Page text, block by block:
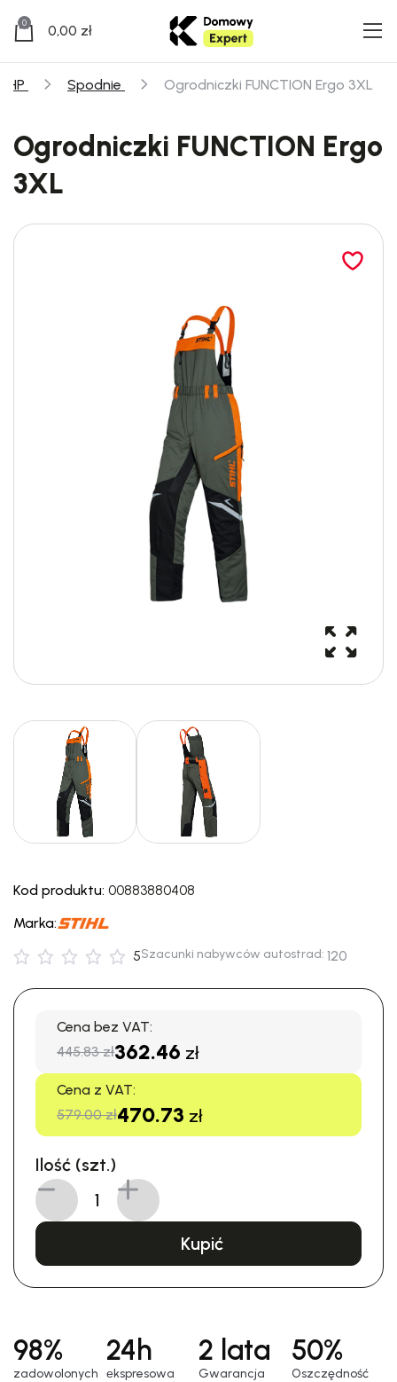
0 0,00 zł
BHP Spodnie Ogrodniczki FUNCTION Ergo 3XL
Ogrodniczki FUNCTION Ergo
3XL
Kod produktu: 00883880408
Marka:
5Szacunki nabywców autostrad: 120
Cena bez VAT:
445.83 zł362.46 zł
Cena z VAT:
579.00 zł470.73 zł
Ilość (szt.)
Kupić
98%
zadowolonych
24h
еkspresowa
2 lata
Gwarancja
50%
Oszczędność